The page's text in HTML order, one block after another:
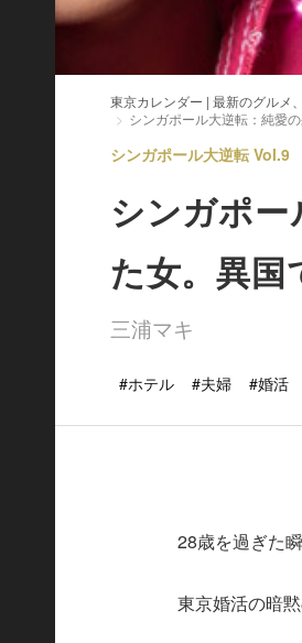
東京カレンダー | 最新のグルメ
シンガポール大逆転：純愛
シンガポール大逆転 Vol.9
シンガポ
た女。異国
三浦マキ
#ホテル #夫婦 #婚活
28歳を過ぎた
東京婚活の暗